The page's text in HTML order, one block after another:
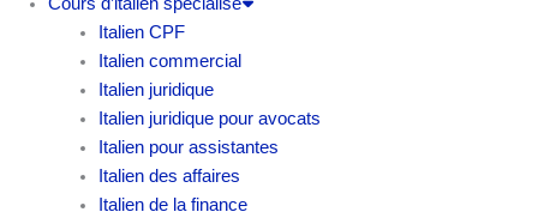
Italien CPF
Italien commercial
Italien juridique
Italien juridique pour avocats
Italien pour assistantes
Italien des affaires
Italien de la finance